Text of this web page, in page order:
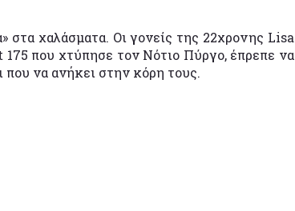
στα χαλάσματα. Οι γονείς της 22χρονης Lisa
που χτύπησε τον Νότιο Πύργο, έπρεπε να
που να ανήκει στην κόρη τους.